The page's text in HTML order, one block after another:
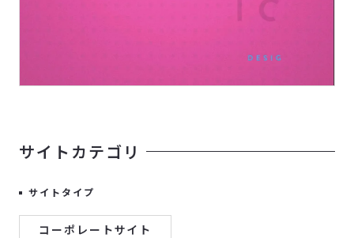
サイトカテゴリ
サイトタイプ
コーポレートサイト